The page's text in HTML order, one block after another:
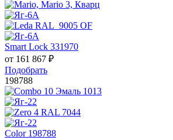
Smart Lock 331970
от 161 867 ₽
Подобрать
198788
Color 198788